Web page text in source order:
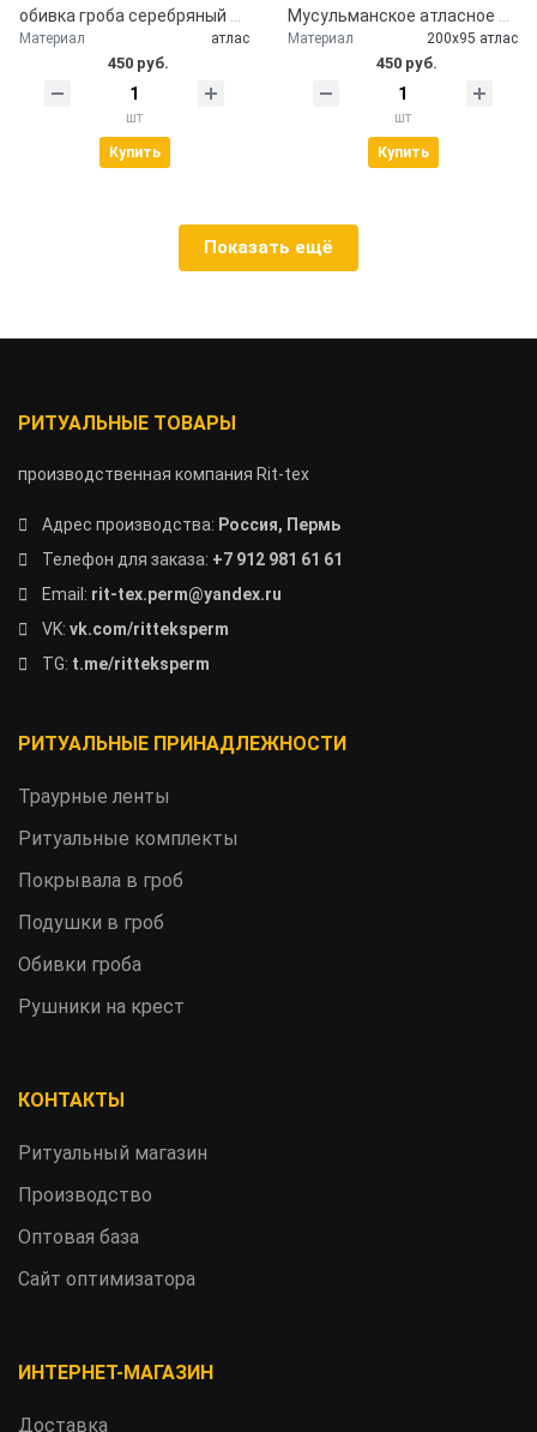
Материал атлас
450 руб.
шт
Купить
Материал 200х95 атлас
450 руб.
шт
Купить
Показать ещё
РИТУАЛЬНЫЕ ТОВАРЫ
производственная компания Rit-tex
Адрес производства: Россия, Пермь
Телефон для заказа: +7 912 981 61 61
Email: rit-tex.perm@yandex.ru
VK: vk.com/ritteksperm
TG: t.me/ritteksperm
РИТУАЛЬНЫЕ ПРИНАДЛЕЖНОСТИ
Траурные ленты
Ритуальные комплекты
Покрывала в гроб
Подушки в гроб
Обивки гроба
Рушники на крест
КОНТАКТЫ
Ритуальный магазин
Производство
Оптовая база
Сайт оптимизатора
ИНТЕРНЕТ-МАГАЗИН
Доставка